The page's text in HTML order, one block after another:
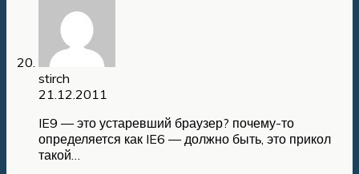
stirch
21.12.2011
IE9 — это устаревший браузер? почему-то
определяется как IE6 — должно быть, это прикол
такой…